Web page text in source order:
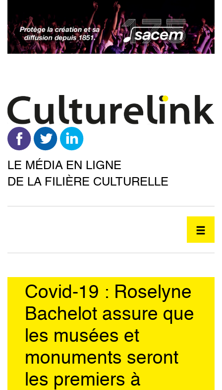
contenu
principal
LE MÉDIA EN LIGNE
DE LA FILIÈRE CULTURELLE
Covid-19 : Roselyne
Bachelot assure que
les musées et
monuments seront
les premiers à